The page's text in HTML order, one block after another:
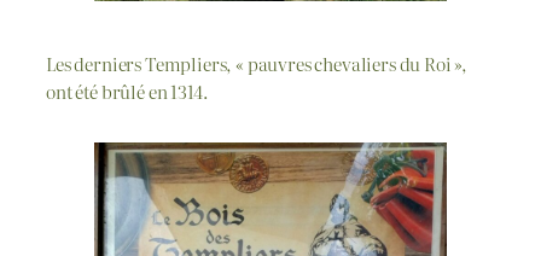
Les derniers Templiers, « pauvres chevaliers du Roi »,
ont été brûlé en 1314.